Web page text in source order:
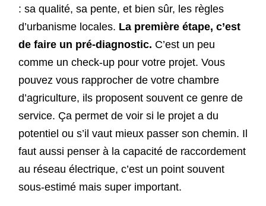
: sa qualité, sa pente, et bien sûr, les règles
d’urbanisme locales. La première étape, c’est
de faire un pré-diagnostic. C’est un peu
comme un check-up pour votre projet. Vous
pouvez vous rapprocher de votre chambre
d’agriculture, ils proposent souvent ce genre de
service. Ça permet de voir si le projet a du
potentiel ou s’il vaut mieux passer son chemin. Il
faut aussi penser à la capacité de raccordement
au réseau électrique, c’est un point souvent
sous-estimé mais super important.